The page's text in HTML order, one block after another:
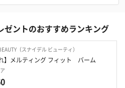
ゼントのおすすめランキング
（スナイデル ビューティ）
】メルティング フィット　バーム